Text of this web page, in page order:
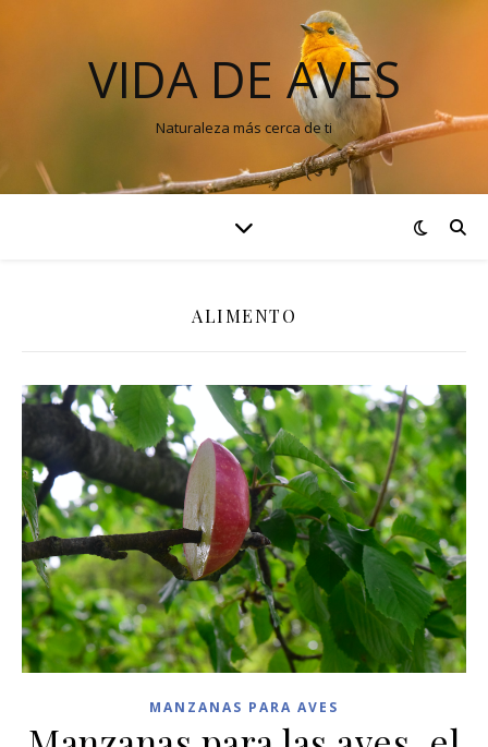
VIDA DE AVES
Naturaleza más cerca de ti
ALIMENTO
MANZANAS PARA AVES